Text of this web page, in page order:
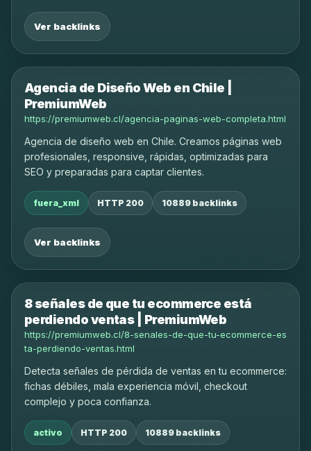
Ver backlinks
Agencia de Diseño Web en Chile |
PremiumWeb
https://premiumweb.cl/agencia-paginas-web-completa.html
Agencia de diseño web en Chile. Creamos páginas web
profesionales, responsive, rápidas, optimizadas para
SEO y preparadas para captar clientes.
fuera_xml HTTP 200 10889 backlinks
Ver backlinks
8 señales de que tu ecommerce está
perdiendo ventas | PremiumWeb
https://premiumweb.cl/8-senales-de-que-tu-ecommerce-es
ta-perdiendo-ventas.html
Detecta señales de pérdida de ventas en tu ecommerce:
fichas débiles, mala experiencia móvil, checkout
complejo y poca confianza.
activo HTTP 200 10889 backlinks